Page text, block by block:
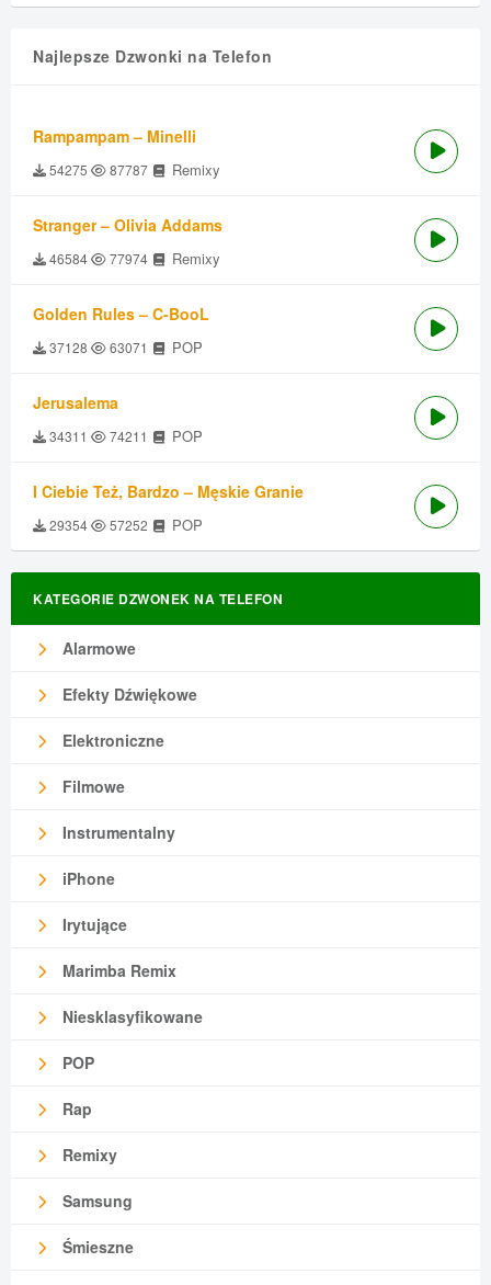
Najlepsze Dzwonki na Telefon
Rampampam – Minelli
54275 87787 Remixy
Stranger – Olivia Addams
46584 77974 Remixy
Golden Rules – C-BooL
37128 63071 POP
Jerusalema
34311 74211 POP
I Ciebie Też, Bardzo – Męskie Granie
29354 57252 POP
KATEGORIE DZWONEK NA TELEFON
Alarmowe
Efekty Dźwiękowe
Elektroniczne
Filmowe
Instrumentalny
iPhone
Irytujące
Marimba Remix
Niesklasyfikowane
POP
Rap
Remixy
Samsung
Śmieszne